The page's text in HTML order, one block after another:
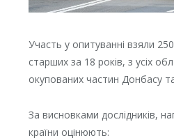
Участь у опитуванні взяли
старших за 18 років, з усіх
окупованих частин Донбасу
За висновками дослідників,
країни оцінюють: